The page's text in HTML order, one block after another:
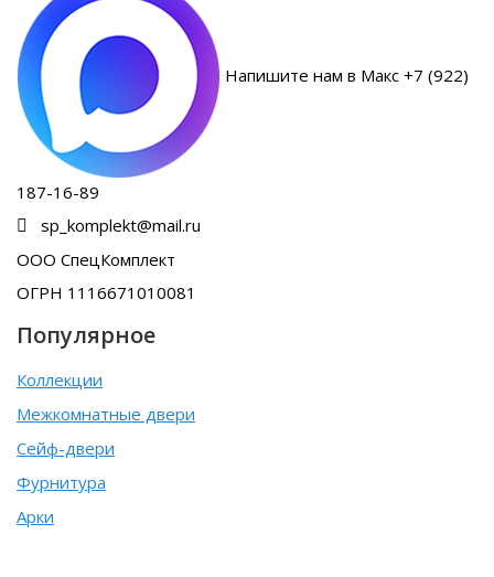
Напишите нам в Макс +7 (922)
187-16-89
sp_komplekt@mail.ru
ООО СпецКомплект
ОГРН 1116671010081
Популярное
Коллекции
Межкомнатные двери
Сейф-двери
Фурнитура
Арки